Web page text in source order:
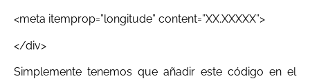
<meta itemprop=”longitude” content=”XX.XXXXX”>
</div>
Simplemente tenemos que añadir este código en el